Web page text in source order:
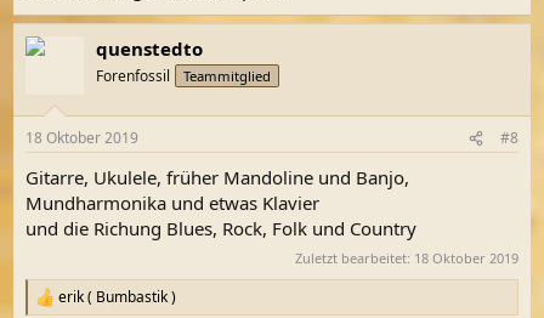
quenstedto
Forenfossil Teammitglied
18 Oktober 2019 #8
Gitarre, Ukulele, früher Mandoline und Banjo,
Mundharmonika und etwas Klavier
und die Richung Blues, Rock, Folk und Country
Zuletzt bearbeitet: 18 Oktober 2019
R
erik ( Bumbastik )